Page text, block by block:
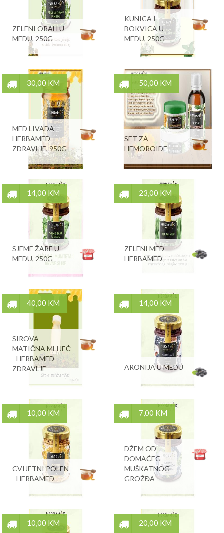
ZELENI ORAH U
MEDU, 250G
KUNICA I
BOKVICA U
MEDU, 250G
30,00 KM
MED LIVADA -
HERBAMED
ZDRAVLJE, 950G
50,00 KM
SET ZA
HEMOROIDE
14,00 KM
SJEME ŽARE U
MEDU, 250G
23,00 KM
ZELENI MED -
HERBAMED
40,00 KM
SIROVA
MATIČNA MLIJEČ
- HERBAMED
ZDRAVLJE
14,00 KM
ARONIJA U MEDU
10,00 KM
CVIJETNI POLEN
- HERBAMED
7,00 KM
DŽEM OD
DOMAĆEG
MUŠKATNOG
GROŽĐA
10,00 KM 20,00 KM